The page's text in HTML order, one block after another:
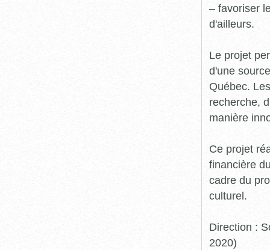
– favoriser
d'ailleurs.
Le projet
d'une
Québec.
recherche,
manière
Ce projet
financière
cadre du
culturel.
Direction :
2020)